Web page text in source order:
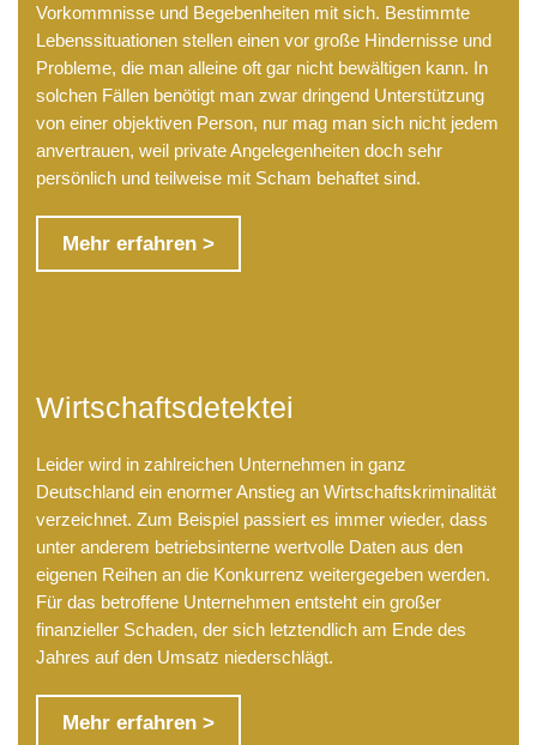
Vorkommnisse und Begebenheiten mit sich. Bestimmte
Lebenssituationen stellen einen vor große Hindernisse und
Probleme, die man alleine oft gar nicht bewältigen kann. In
solchen Fällen benötigt man zwar dringend Unterstützung
von einer objektiven Person, nur mag man sich nicht jedem
anvertrauen, weil private Angelegenheiten doch sehr
persönlich und teilweise mit Scham behaftet sind.
Mehr erfahren >
Wirtschaftsdetektei
Leider wird in zahlreichen Unternehmen in ganz
Deutschland ein enormer Anstieg an Wirtschaftskriminalität
verzeichnet. Zum Beispiel passiert es immer wieder, dass
unter anderem betriebsinterne wertvolle Daten aus den
eigenen Reihen an die Konkurrenz weitergegeben werden.
Für das betroffene Unternehmen entsteht ein großer
finanzieller Schaden, der sich letztendlich am Ende des
Jahres auf den Umsatz niederschlägt.
Mehr erfahren >